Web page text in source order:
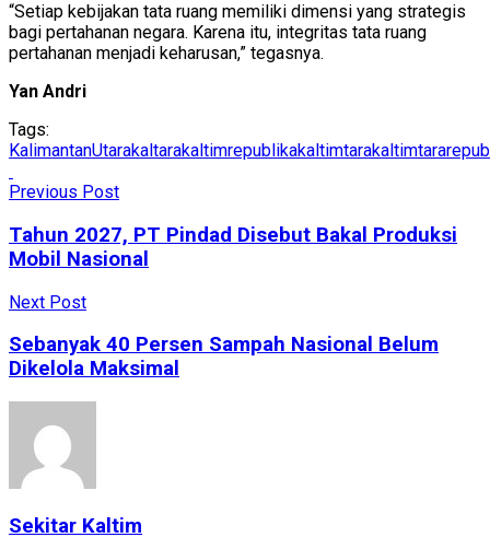
“Setiap kebijakan tata ruang memiliki dimensi yang strategis
bagi pertahanan negara. Karena itu, integritas tata ruang
pertahanan menjadi keharusan,” tegasnya.
Yan Andri
Tags:
KalimantanUtarakaltarakaltimrepublikakaltimtara
Previous Post
Tahun 2027, PT Pindad Disebut Bakal Produksi
Mobil Nasional
Next Post
Sebanyak 40 Persen Sampah Nasional Belum
Dikelola Maksimal
Sekitar Kaltim